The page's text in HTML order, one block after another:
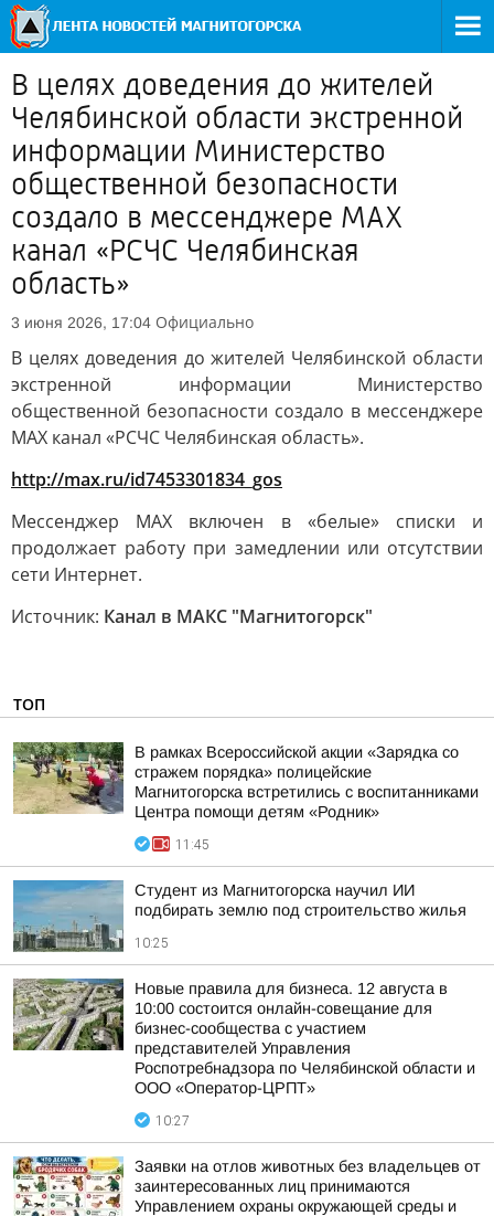
В целях доведения до жителей
Челябинской области экстренной
информации Министерство
общественной безопасности
создало в мессенджере MAX
канал «РСЧС Челябинская
область»
3 июня 2026, 17:04 Официально
В целях доведения до жителей Челябинской области
экстренной информации Министерство
общественной безопасности создало в мессенджере
MAX канал «РСЧС Челябинская область».
http://max.ru/id7453301834_gos
Мессенджер MAX включен в «белые» списки и
продолжает работу при замедлении или отсутствии
сети Интернет.
Источник: Канал в МАКС "Магнитогорск"
ТОП
В рамках Всероссийской акции «Зарядка со
стражем порядка» полицейские
Магнитогорска встретились с воспитанниками
Центра помощи детям «Родник»
11:45
Студент из Магнитогорска научил ИИ
подбирать землю под строительство жилья
10:25
Новые правила для бизнеса. 12 августа в
10:00 состоится онлайн-совещание для
бизнес-сообщества с участием
представителей Управления
Роспотребнадзора по Челябинской области и
ООО «Оператор-ЦРПТ»
10:27
Заявки на отлов животных без владельцев от
заинтересованных лиц принимаются
Управлением охраны окружающей среды и